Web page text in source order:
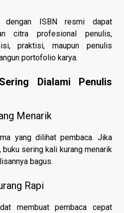
dengan ISBN resmi dapat
citra profesional penulis,
praktisi, maupun penulis
portofolio karya.
Dialami Penulis
Menarik
yang dilihat pembaca. Jika
sering kali kurang menarik
bagus.
Rapi
membuat pembaca cepat